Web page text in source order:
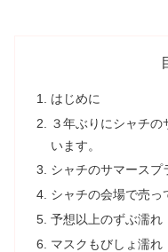
はじめに
３年ぶりにシャチ
います。
シャチのサマースプ
シャチの会場で売っ
予想以上のずぶ濡れ
マスクもびしょ濡れ